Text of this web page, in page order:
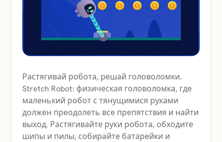
Растягивай робота, решай головоломки.
Stretch Robot: физическая головоломка, где
маленький робот с тянущимися руками
должен преодолеть все препятствия и найти
выход. Растягивайте руки робота, обходите
шипы и пилы, собирайте батарейки и